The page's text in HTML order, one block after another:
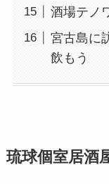
酒場テノ
宮古島に
飲もう
琉球個室居酒